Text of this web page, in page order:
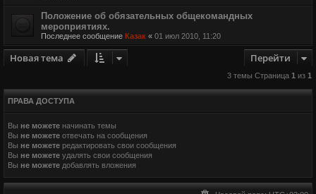
Положение об обязательных общекомандных
мероприятиях.
Последнее сообщение Казак « 01 июл 2010, 11:20
Новая тема Перейти
3 темы Страница 1 из 1
ПРАВА ДОСТУПА
Вы не можете начинать темы
Вы не можете отвечать на сообщения
Вы не можете редактировать свои сообщения
Вы не можете удалять свои сообщения
Вы не можете добавлять вложения